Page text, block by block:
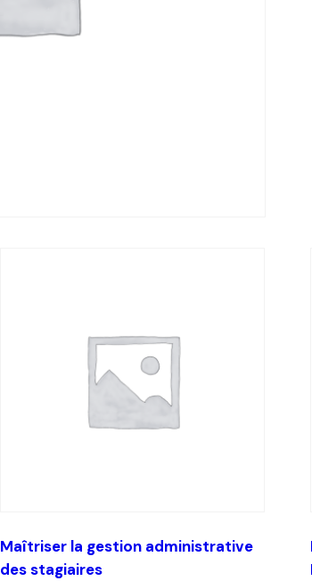
Maîtriser la gestion administrative
des stagiaires